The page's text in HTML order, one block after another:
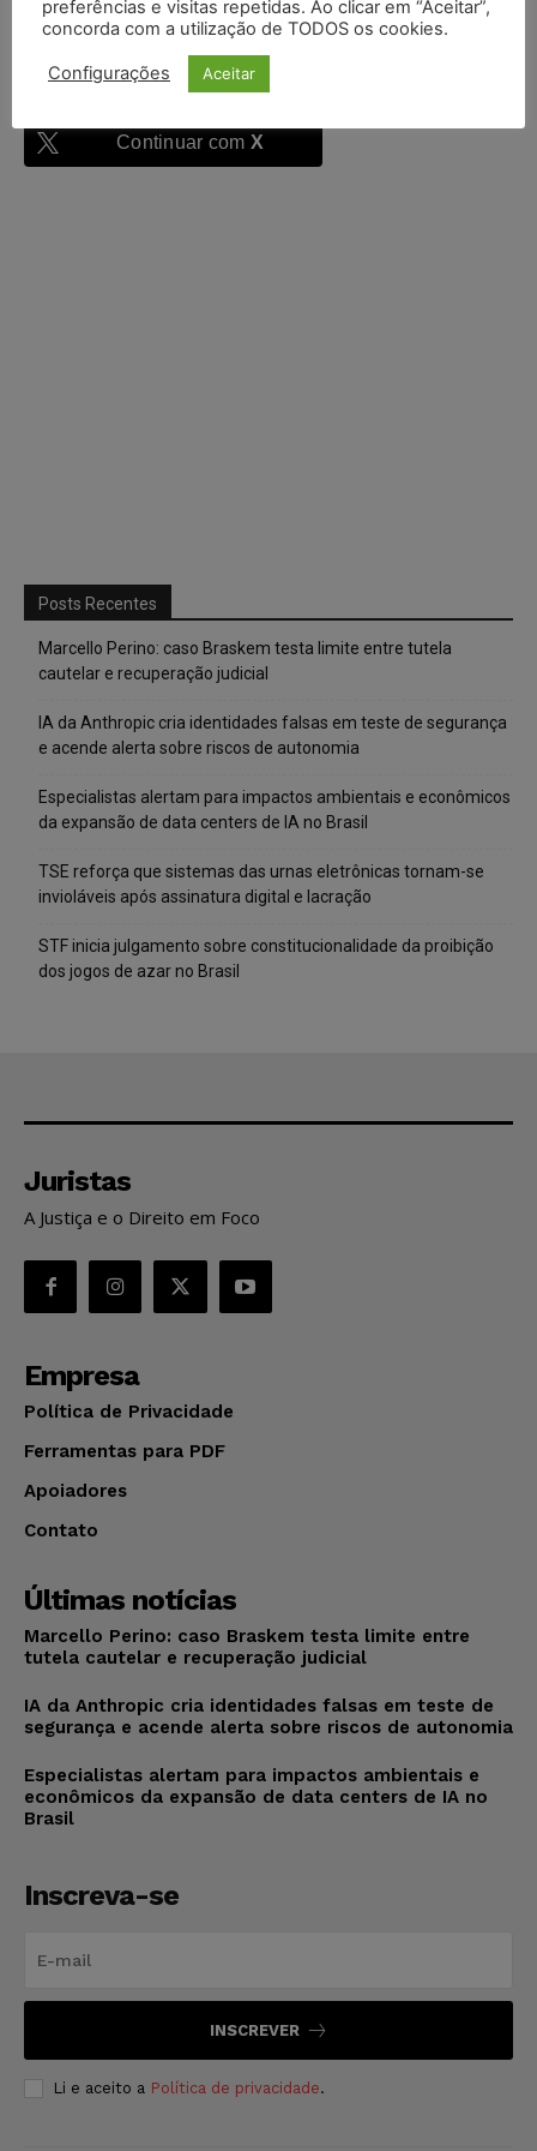
Continuar comGoogle
Continuar com X
Posts Recentes
Marcello Perino: caso Braskem testa limite entre tutela
cautelar e recuperação judicial
IA da Anthropic cria identidades falsas em teste de segurança
e acende alerta sobre riscos de autonomia
Especialistas alertam para impactos ambientais e econômicos
da expansão de data centers de IA no Brasil
TSE reforça que sistemas das urnas eletrônicas tornam-se
invioláveis após assinatura digital e lacração
STF inicia julgamento sobre constitucionalidade da proibição
dos jogos de azar no Brasil
Juristas
A Justiça e o Direito em Foco
Empresa
Política de Privacidade
Ferramentas para PDF
Apoiadores
Contato
Últimas notícias
Marcello Perino: caso Braskem testa limite entre
tutela cautelar e recuperação judicial
IA da Anthropic cria identidades falsas em teste de
segurança e acende alerta sobre riscos de autonomia
Especialistas alertam para impactos ambientais e
econômicos da expansão de data centers de IA no
Brasil
Inscreva-se
INSCREVER
Li e aceito a Política de privacidade.
preferências e visitas repetidas. Ao clicar em “Aceitar”,
concorda com a utilização de TODOS os cookies.
Configurações Aceitar